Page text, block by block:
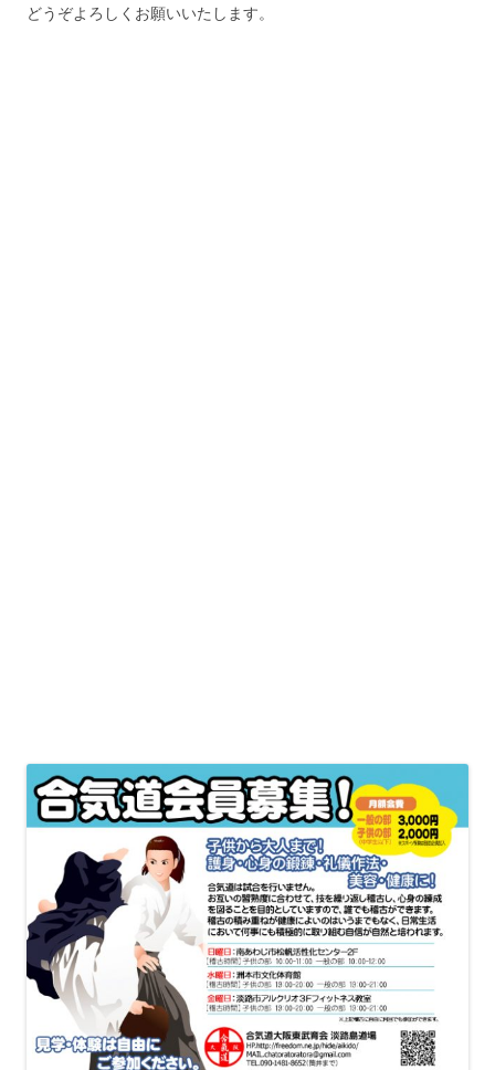
どうぞよろしくお願いいたします。